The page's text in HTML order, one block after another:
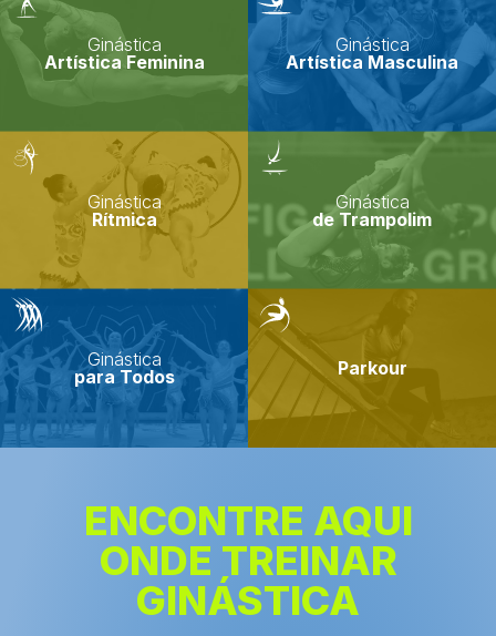
Ginástica
Artística Feminina
Ginástica
Artística Masculina
Ginástica
Rítmica
Ginástica
de Trampolim
Ginástica
para Todos
Parkour
ENCONTRE AQUI
ONDE TREINAR
GINÁSTICA